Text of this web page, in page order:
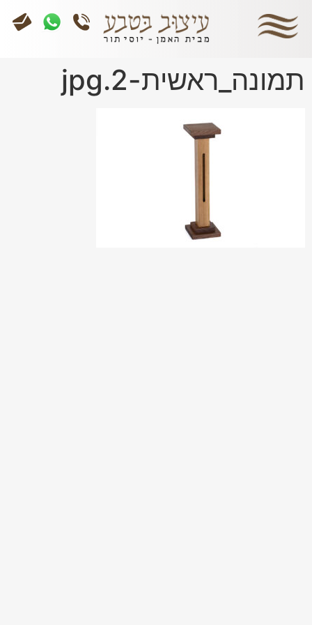
תמונה_ראשית-2.jpg